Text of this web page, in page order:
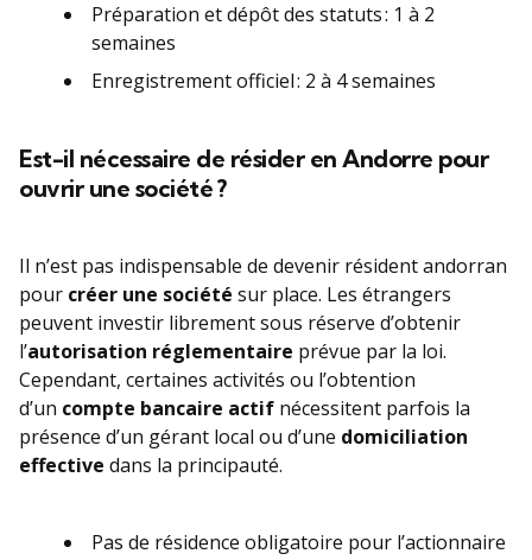
Préparation et dépôt des statuts : 1 à 2
semaines
Enregistrement officiel : 2 à 4 semaines
Est-il nécessaire de résider en Andorre pour
ouvrir une société ?
Il n’est pas indispensable de devenir résident andorran
pour créer une société sur place. Les étrangers
peuvent investir librement sous réserve d’obtenir
l’autorisation réglementaire prévue par la loi.
Cependant, certaines activités ou l’obtention
d’un compte bancaire actif nécessitent parfois la
présence d’un gérant local ou d’une domiciliation
effective dans la principauté.
Pas de résidence obligatoire pour l’actionnaire